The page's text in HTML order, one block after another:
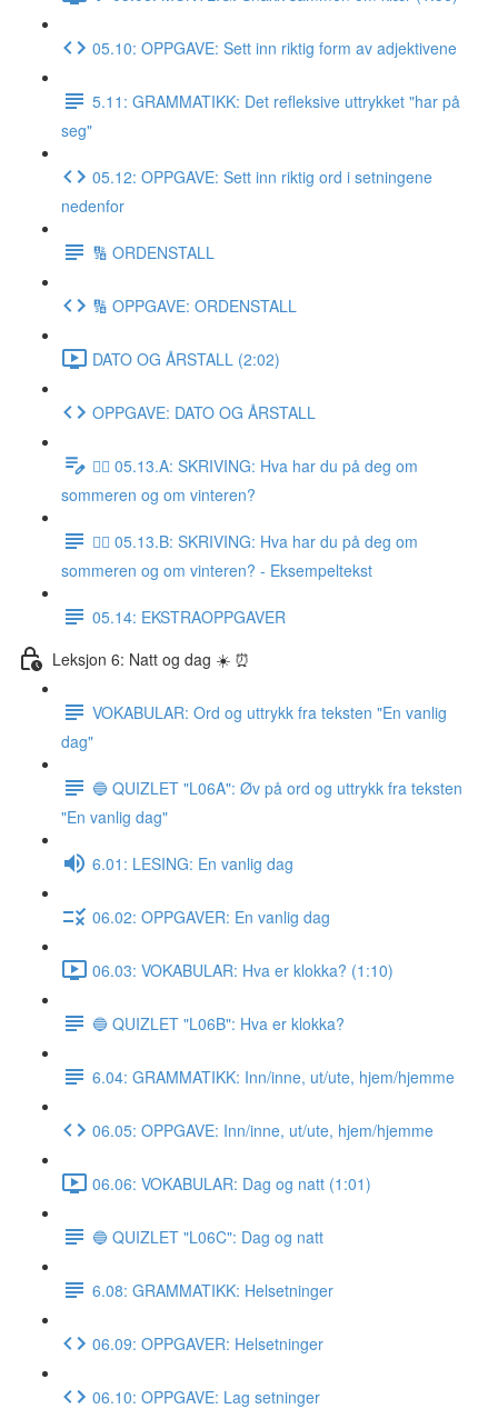
05.10: OPPGAVE: Sett inn riktig form av adjektivene
5.11: GRAMMATIKK: Det refleksive uttrykket "har på
seg"
05.12: OPPGAVE: Sett inn riktig ord i setningene
nedenfor
🔢 ORDENSTALL
🔢 OPPGAVE: ORDENSTALL
DATO OG ÅRSTALL (2:02)
OPPGAVE: DATO OG ÅRSTALL
✍🏼 05.13.A: SKRIVING: Hva har du på deg om
sommeren og om vinteren?
✍🏼 05.13.B: SKRIVING: Hva har du på deg om
sommeren og om vinteren? - Eksempeltekst
05.14: EKSTRAOPPGAVER
Leksjon 6: Natt og dag ☀️ ⏰
VOKABULAR: Ord og uttrykk fra teksten "En vanlig
dag"
🔵 QUIZLET "L06A": Øv på ord og uttrykk fra teksten
"En vanlig dag"
6.01: LESING: En vanlig dag
06.02: OPPGAVER: En vanlig dag
06.03: VOKABULAR: Hva er klokka? (1:10)
🔵 QUIZLET "L06B": Hva er klokka?
6.04: GRAMMATIKK: Inn/inne, ut/ute, hjem/hjemme
06.05: OPPGAVE: Inn/inne, ut/ute, hjem/hjemme
06.06: VOKABULAR: Dag og natt (1:01)
🔵 QUIZLET "L06C": Dag og natt
6.08: GRAMMATIKK: Helsetninger
06.09: OPPGAVER: Helsetninger
06.10: OPPGAVE: Lag setninger